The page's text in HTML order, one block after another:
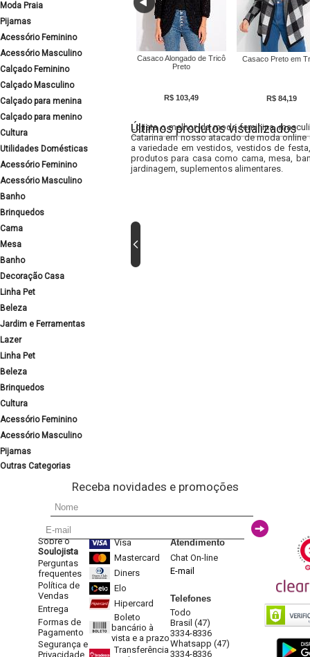
Moda Praia
Pijamas
Acessório Feminino
Acessório Masculino
Calçado Feminino
Calçado Masculino
Calçado para menina
Calçado para menino
Cultura
Utilidades Domésticas
Acessório Feminino
Acessório Masculino
Banho
Brinquedos
Cama
Mesa
Banho
Decoração Casa
Linha Pet
Beleza
Jardim e Ferramentas
Lazer
Linha Pet
Beleza
Brinquedos
Cultura
Acessório Feminino
Acessório Masculino
Pijamas
Outras Categorias
Casaco Alongado de Tricô
Preto
R$ 103,49
Casaco Preto em
R$ 84,19
Últimos produtos visualizados
Lojista o melhor da moda feminina,
Catarina em nosso atacado de moda
a variedade em vestidos, vestidos de
produtos para casa como cama, mesa,
jardinagem, suplementos alimentares.
Receba novidades e promoções
Sobre o
Soulojista
Perguntas
frequentes
Política de
Vendas
Entrega
Formas de
Pagamento
Segurança e
Privacidade
Visa
Mastercard
Diners
Elo
Hipercard
Boleto
bancário à
vista e a prazo
Transferência
Atendimento
Chat On-line
E-mail
Telefones
Todo
Brasil (47)
3334-8336
Whatsapp (47)
3334-8336